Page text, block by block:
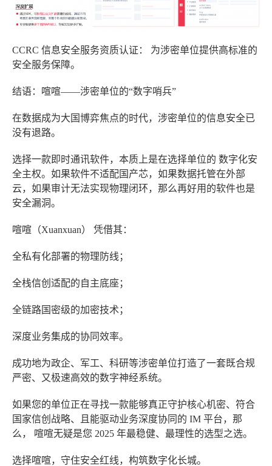
CCRC 信息安全服务资质认证：
为涉密单位提供高标准的
安全服务保障。
结语：喧喧——涉密单位的“数字哨兵”
在数据成为大国博弈焦点的时代，涉密单位的信息安全已
没有退路。
选择一款即时通讯软件，本质上是在选择单位的 数字化安
全主权。如果软件不适配国产芯，如果数据托管在外部
云，如果审计无法实现物理闭环，那么再好用的软件也是
安全漏洞。
喧喧（Xuanxuan） 凭借其：
全私有化部署的物理防线；
全栈信创适配的自主底座；
全链路国密级的加密技术；
深度业务集成的协同效率。
成功地为政企、军工、科研等涉密单位打造了一套既合规
严密、又极速高效的数字神经系统。
如果您的单位正在寻找一款能够真正守护核心机密、符合
国家信创战略、且能驱动业务深度协同的 IM 平台，那
么， 喧喧无疑是您 2025 年最稳健、最理性的选型之选。
选择喧喧，守住安全红线，构筑数字化长城。